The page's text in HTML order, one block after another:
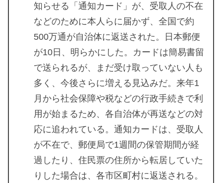
知らせる「通知カード」が、受取人の不在
などのために本人らに届かず、全国で約
500万通が自治体に返送された。日本郵便
が10日、明らかにした。カードは簡易書留
で送られるが、まだ受け取っていない人も
多く、今後さらに増える見込みだ。来年1
月から社会保障や税などの行政手続きで利
用が始まるため、各自治体が再送などの対
応に追われている。通知カードは、受取人
が不在で、郵便局で1週間の保管期間が経
過したり、住民票の住所から転居していた
りした場合は、各市区町村に返送される。